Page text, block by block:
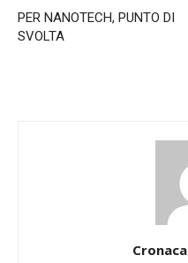
PER NANOTECH, PUNTO DI
SVOLTA